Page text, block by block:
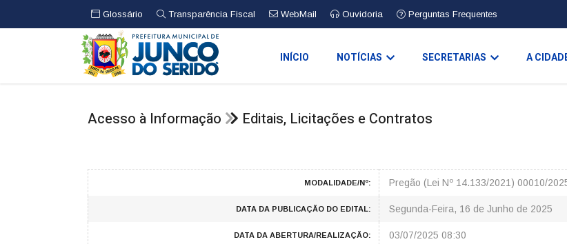
Glossário Transparência Fiscal WebMail Ouvidoria Perguntas Frequentes
INÍCIO NOTÍCIAS SECRETARIAS A
Acesso à Informação Editais, Licitações e Contratos
MODALIDADE/Nº: Pregão (Lei Nº 14.133/2021) 00010/
DATA DA PUBLICAÇÃO DO EDITAL: Segunda-Feira, 16 de Junho de 2025
DATA DA ABERTURA/REALIZAÇÃO: 03/07/2025 08:30